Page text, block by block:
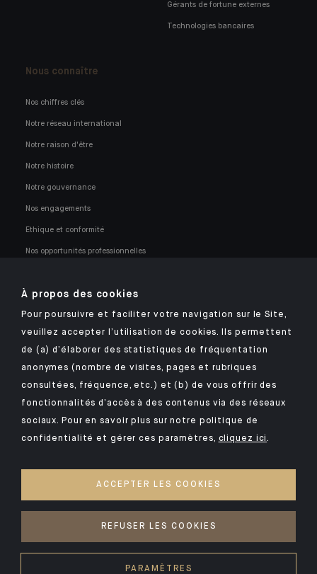
Gérants de fortune externes
Technologies bancaires
Nous connaître
Nos chiffres clés
Notre réseau international
Notre raison d'être
Notre histoire
Notre gouvernance
Nos engagements
Ethique et conformité
Nos opportunités professionnelles
Retrouvez notre application mobile Indosuez
MENTIONS LÉGALES
SÉCURITÉ
À propos des cookies
Pour poursuivre et faciliter votre navigation sur le Site,
veuillez accepter l’utilisation de cookies. Ils permettent
de (a) d’élaborer des statistiques de fréquentation
anonymes (nombre de visites, pages et rubriques
consultées, fréquence, etc.) et (b) de vous offrir des
fonctionnalités d’accès à des contenus via des réseaux
sociaux. Pour en savoir plus sur notre politique de
confidentialité et gérer ces paramètres, cliquez ici.
ACCEPTER LES COOKIES
REFUSER LES COOKIES
PARAMÈTRES